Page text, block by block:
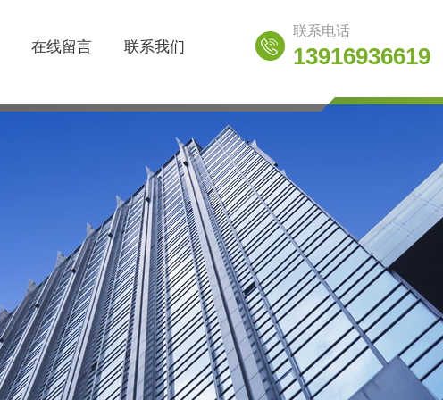
在线留言 联系我们
联系电话
13916936619